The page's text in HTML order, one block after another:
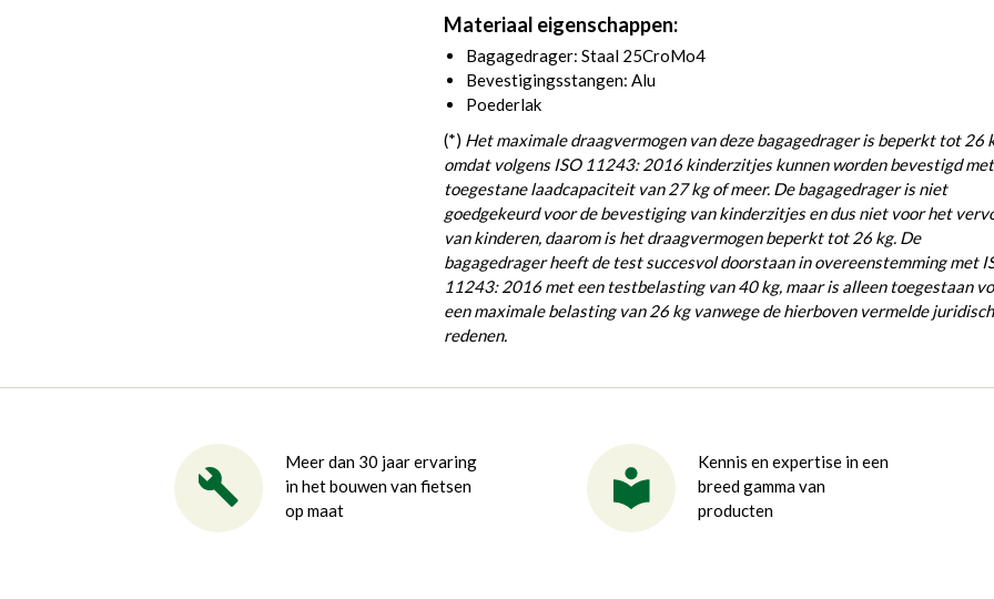
Materiaal eigenschappen:
Bagagedrager: Staal 25CroMo4
Bevestigingsstangen: Alu
Poederlak
(*) Het maximale draagvermogen van deze bagagedrager is beperkt tot 26
omdat volgens ISO 11243: 2016 kinderzitjes kunnen worden bevestigd
toegestane laadcapaciteit van 27 kg of meer. De bagagedrager is niet
goedgekeurd voor de bevestiging van kinderzitjes en dus niet voor het
van kinderen, daarom is het draagvermogen beperkt tot 26 kg. De
bagagedrager heeft de test succesvol doorstaan ​​in overeenstemming met
11243: 2016 met een testbelasting van 40 kg, maar is alleen toegestaan
een maximale belasting van 26 kg vanwege de hierboven vermelde
redenen.
Meer dan 30 jaar ervaring
in het bouwen van fietsen
op maat
Kennis en expertise in een
breed gamma van
producten